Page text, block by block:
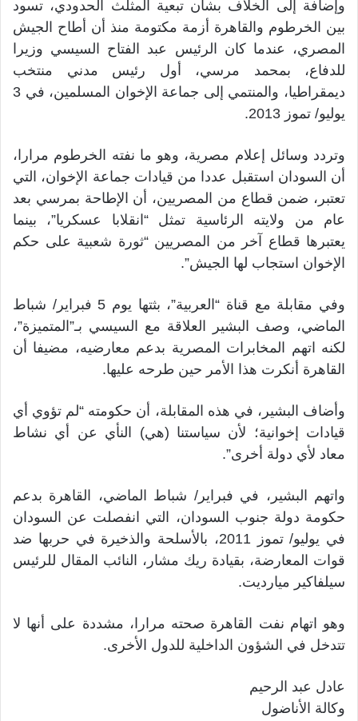
وإضافة إلى الخلاف بشأن تبعية المثلث الحدودي، تسود
بين الخرطوم والقاهرة أزمة مكتومة منذ أن أطاح الجيش
المصري، عندما كان الرئيس عبد الفتاح السيسي وزيرا
للدفاع، بمحمد مرسي، أول رئيس مدني منتخب
ديمقراطيا، والمنتمي إلى جماعة الإخوان المسلمين، في 3
يوليو/ تموز 2013.
وتردد وسائل إعلام مصرية، وهو ما نفته الخرطوم مرارا،
أن السودان استقبل عددا من قيادات جماعة الإخوان، التي
تعتبر، ضمن قطاع من المصريين، أن الإطاحة بمرسي بعد
عام من ولايته الرئاسية تمثل “انقلابا عسكريا”، بينما
يعتبرها قطاع آخر من المصريين “ثورة شعبية على حكم
الإخوان استجاب لها الجيش”.
وفي مقابلة مع قناة “العربية”، بثتها يوم 5 فبراير/ شباط
الماضي، وصف البشير العلاقة مع السيسي بـ”المتميزة”،
لكنه اتهم المخابرات المصرية بدعم معارضيه، مضيفا أن
القاهرة أنكرت هذا الأمر حين طرحه عليها.
وأضاف البشير، في هذه المقابلة، أن حكومته “لم تؤوي أي
قيادات إخوانية؛ لأن سياستنا (هي) النأي عن أي نشاط
معاد لأي دولة أخرى”.
واتهم البشير، في فبراير/ شباط الماضي، القاهرة بدعم
حكومة دولة جنوب السودان، التي انفصلت عن السودان
في يوليو/ تموز 2011، بالأسلحة والذخيرة في حربها ضد
قوات المعارضة، بقيادة ريك مشار، النائب المقال للرئيس
سيلفاكير ميارديت.
وهو اتهام نفت القاهرة صحته مرارا، مشددة على أنها لا
تتدخل في الشؤون الداخلية للدول الأخرى.
عادل عبد الرحيم
وكالة الأناضول